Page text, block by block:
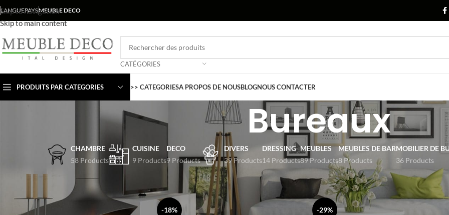
Skip to navigation
Skip to main content
LANGUEPAYSMEUBLE DECO
CATÉGORIES
PRODUITS PAR CATEGORIES >> CATEGORIESA PROPOS DE NOUSBLOGNOUS CONTACTER
Bureaux
CHAMBRE
58 Products
CUISINE
9 Products
DECO
9 Products
DIVERS
39 Products
DRESSING
14 Products
MEUBLES
89 Products
MEUBLES DE BAR
8 Products
MOBILIER DE
36 Products
FILTER BY PRICE Mobilier De Bureau Bureaux Show 9 12
-18% -29%